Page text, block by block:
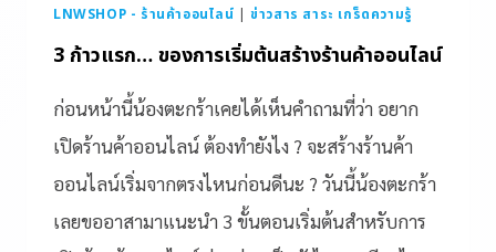
LNWSHOP - ร้านค้าออนไลน์ |ข่าวสาร สาระ เกร็ดความรู้
3 ก้าวแรก… ของการเริ่มต้นสร้างร้านค้าออนไลน์
ก่อนหน้านี้น้องตะกร้าเคยได้เห็นคำถามที่ว่า อยาก
เปิดร้านค้าออนไลน์ ต้องทำยังไง ? จะสร้างร้านค้า
ออนไลน์เริ่มจากตรงไหนก่อนดีนะ ? วันนี้น้องตะกร้า
เลยขออาสามาแนะนำ 3 ขั้นตอนเริ่มต้นสำหรับการ